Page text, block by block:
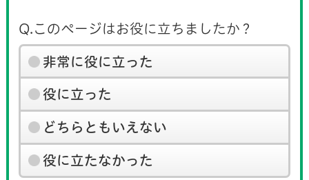
Q.このページはお役に立ちましたか？
非常に役に立った
役に立った
どちらともいえない
役に立たなかった